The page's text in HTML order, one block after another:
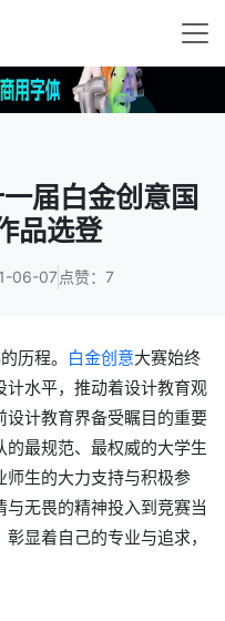
届白金创意国
品选登
06-07点赞：7
历程。 白金创意大赛始终
水平，推动着设计教育观
设计教育界备受瞩目的重要
最规范、最权威的大学生
师生的大力支持与积极参
无畏的精神投入到竞赛当
显着自己的专业与追求，